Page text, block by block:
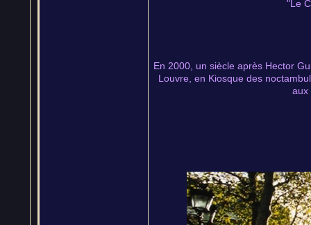
"Le
En 2000, un siècle après Hector
Louvre, en Kiosque des
aux